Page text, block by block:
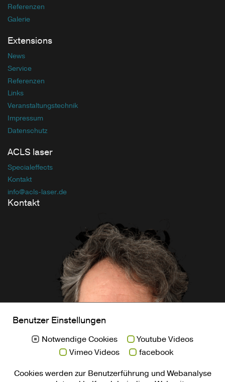
Referenzen
Galerie
Extensions
News
Service
Referenzen
Links
Veranstaltungstechnik
Impressum
Datenschutz
ACLS laser
Specialeffects
Kontakt
info@acls-laser.de
Kontakt
Benutzer Einstellungen
Notwendige Cookies
Youtube Videos
Vimeo Videos
facebook
Cookies werden zur Benutzerführung und Webanalyse